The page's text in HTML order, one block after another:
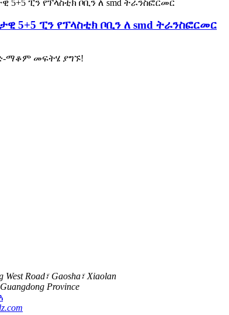
5+5 ፒን የፕላስቲክ ቦቢን ለ smd ትራንስፎርመር
ማቆም መፍትሄ ያግኙ!
Road፣ Gaosha፣ Xiaolan
Province